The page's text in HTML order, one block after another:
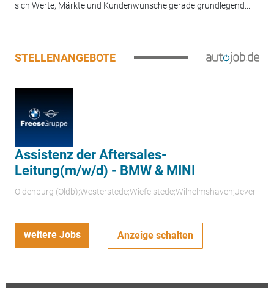
sich Werte, Märkte und Kundenwünsche gerade grundlegend...
STELLENANGEBOTE
Assistenz der Aftersales-
Leitung(m/w/d) - BMW & MINI
Oldenburg (Oldb);Westerstede;Wiefelstede;Wilhelmshaven;Jever
weitere Jobs Anzeige schalten